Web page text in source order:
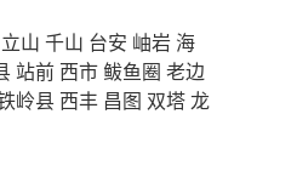
立山 千山 台安 岫岩 海
站前 西市 鲅鱼圈 老边
岭县 西丰 昌图 双塔龙